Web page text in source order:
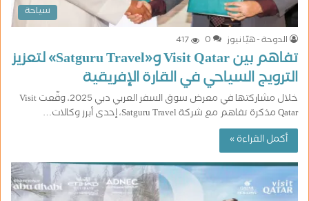
سياحة
الدوحة - هيّا نيوز
0
417
تفاهم بين Visit Qatar و«Satguru Travel» لتعزيز
الترويج السياحي في القارة الإفريقية
خلال مشاركتها في معرض سوق السفر العربي دبي 2025، وقّعت Visit
Qatar مذكرة تفاهم مع شركة Satguru Travel، إحدى أبرز وكالات…
أكمل القراءة »